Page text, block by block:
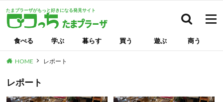
たまプラーザがもっと好きになる発見サイト
食べる 学ぶ 暮らす 買う 遊ぶ 商う
HOME レポート
レポート